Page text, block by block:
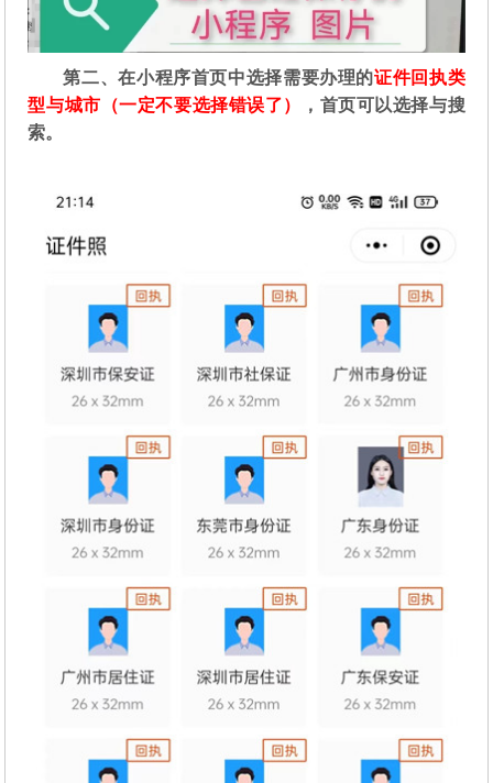
第二、在小程序首页中选择需要办理的证件回执类
型与城市（一定不要选择错误了）
，首页可以选择与搜
索。